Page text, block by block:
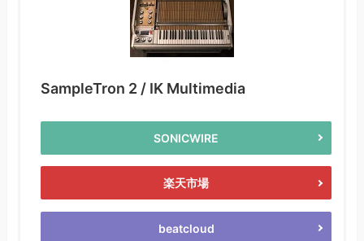
SampleTron 2 / IK Multimedia
SONICWIRE
楽天市場
beatcloud